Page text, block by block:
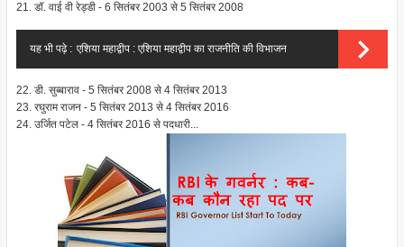
21. डॉ. वाई वी रेड्डी - 6 सितंबर 2003 से 5 सितंबर 2008
यह भी पढ़े : एशिया महाद्वीप : एशिया महाद्वीप का राजनीति की विभाजन
22. डी. सुब्बाराव - 5 सितंबर 2008 से 4 सितंबर 2013
23. रघुराम राजन - 5 सितंबर 2013 से 4 सितंबर 2016
24. उर्जित पटेल - 4 सितंबर 2016 से पदधारी...